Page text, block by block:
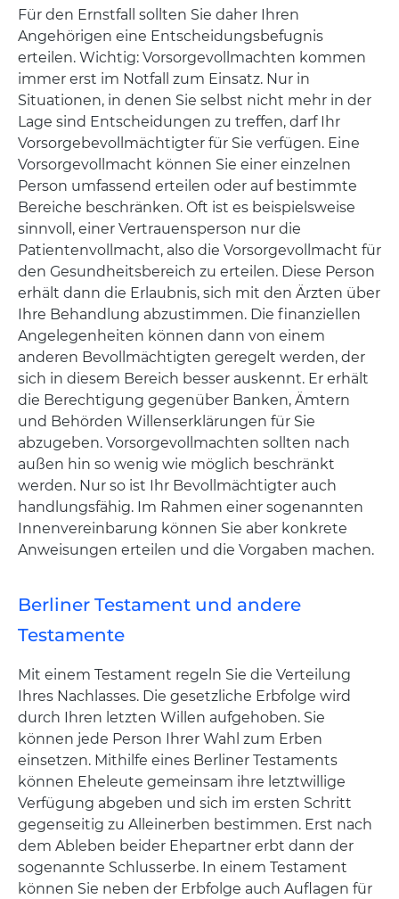
Für den Ernstfall sollten Sie daher Ihren
Angehörigen eine Entscheidungsbefugnis
erteilen. Wichtig: Vorsorgevollmachten kommen
immer erst im Notfall zum Einsatz. Nur in
Situationen, in denen Sie selbst nicht mehr in der
Lage sind Entscheidungen zu treffen, darf Ihr
Vorsorgebevollmächtigter für Sie verfügen. Eine
Vorsorgevollmacht können Sie einer einzelnen
Person umfassend erteilen oder auf bestimmte
Bereiche beschränken. Oft ist es beispielsweise
sinnvoll, einer Vertrauensperson nur die
Patientenvollmacht, also die Vorsorgevollmacht für
den Gesundheitsbereich zu erteilen. Diese Person
erhält dann die Erlaubnis, sich mit den Ärzten über
Ihre Behandlung abzustimmen. Die finanziellen
Angelegenheiten können dann von einem
anderen Bevollmächtigten geregelt werden, der
sich in diesem Bereich besser auskennt. Er erhält
die Berechtigung gegenüber Banken, Ämtern
und Behörden Willenserklärungen für Sie
abzugeben. Vorsorgevollmachten sollten nach
außen hin so wenig wie möglich beschränkt
werden. Nur so ist Ihr Bevollmächtigter auch
handlungsfähig. Im Rahmen einer sogenannten
Innenvereinbarung können Sie aber konkrete
Anweisungen erteilen und die Vorgaben machen.
Berliner Testament und andere
Testamente
Mit einem Testament regeln Sie die Verteilung
Ihres Nachlasses. Die gesetzliche Erbfolge wird
durch Ihren letzten Willen aufgehoben. Sie
können jede Person Ihrer Wahl zum Erben
einsetzen. Mithilfe eines Berliner Testaments
können Eheleute gemeinsam ihre letztwillige
Verfügung abgeben und sich im ersten Schritt
gegenseitig zu Alleinerben bestimmen. Erst nach
dem Ableben beider Ehepartner erbt dann der
sogenannte Schlusserbe. In einem Testament
können Sie neben der Erbfolge auch Auflagen für